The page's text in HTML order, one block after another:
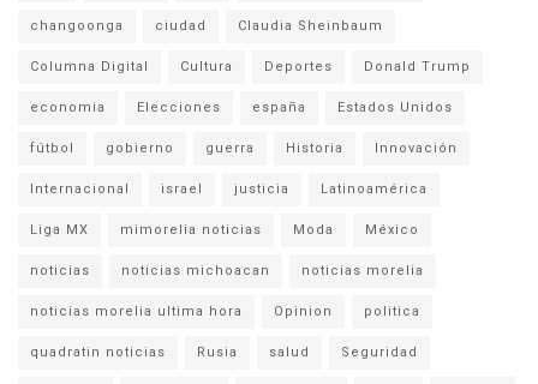
changoonga ciudad Claudia Sheinbaum
Columna Digital Cultura Deportes Donald Trump
economia Elecciones españa Estados Unidos
fútbol gobierno guerra Historia Innovación
Internacional israel justicia Latinoamérica
Liga MX mimorelia noticias Moda México
noticias noticias michoacan noticias morelia
noticias morelia ultima hora Opinion politica
quadratin noticias Rusia salud Seguridad